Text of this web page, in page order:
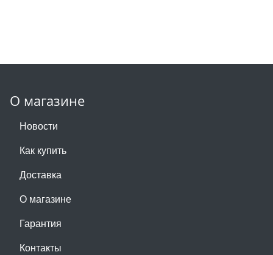
О магазине
Новости
Как купить
Доставка
О магазине
Гарантия
Контакты